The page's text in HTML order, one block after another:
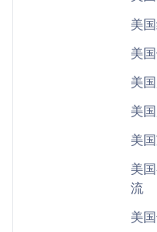
美
美
美
美
美
美
流
美